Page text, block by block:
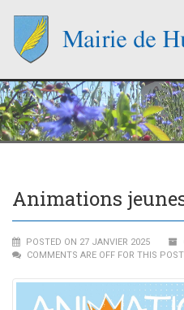
Animations
POSTED ON 27 JANVIER 2025
COMMENTS ARE OFF FOR THIS POST